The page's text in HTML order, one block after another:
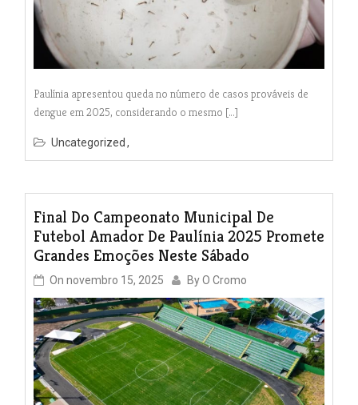
Paulínia apresentou queda no número de casos prováveis de
dengue em 2025, considerando o mesmo […]
Uncategorized
Final Do Campeonato Municipal De
Futebol Amador De Paulínia 2025 Promete
Grandes Emoções Neste Sábado
On novembro 15, 2025 ByO Cromo